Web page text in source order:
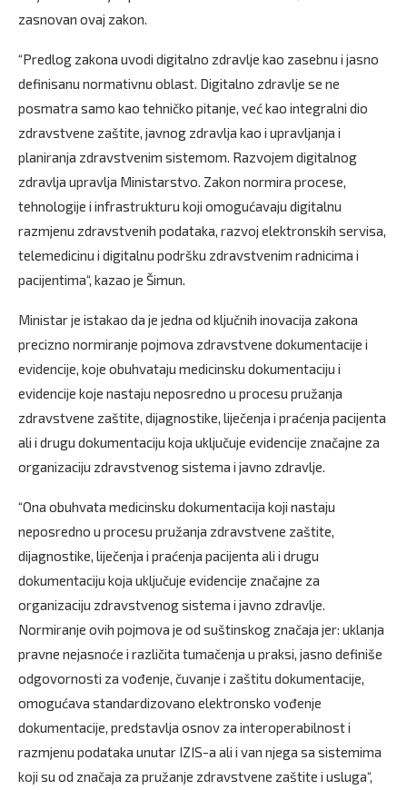
zasnovan ovaj zakon.
“Predlog zakona uvodi digitalno zdravlje kao zasebnu i jasno
definisanu normativnu oblast. Digitalno zdravlje se ne
posmatra samo kao tehničko pitanje, već kao integralni dio
zdravstvene zaštite, javnog zdravlja kao i upravljanja i
planiranja zdravstvenim sistemom. Razvojem digitalnog
zdravlja upravlja Ministarstvo. Zakon normira procese,
tehnologije i infrastrukturu koji omogućavaju digitalnu
razmjenu zdravstvenih podataka, razvoj elektronskih servisa,
telemedicinu i digitalnu podršku zdravstvenim radnicima i
pacijentima“, kazao je Šimun.
Ministar je istakao da je jedna od ključnih inovacija zakona
precizno normiranje pojmova zdravstvene dokumentacije i
evidencije, koje obuhvataju medicinsku dokumentaciju i
evidencije koje nastaju neposredno u procesu pružanja
zdravstvene zaštite, dijagnostike, liječenja i praćenja pacijenta
ali i drugu dokumentaciju koja uključuje evidencije značajne za
organizaciju zdravstvenog sistema i javno zdravlje.
“Ona obuhvata medicinsku dokumentacija koji nastaju
neposredno u procesu pružanja zdravstvene zaštite,
dijagnostike, liječenja i praćenja pacijenta ali i drugu
dokumentaciju koja uključuje evidencije značajne za
organizaciju zdravstvenog sistema i javno zdravlje.
Normiranje ovih pojmova je od suštinskog značaja jer: uklanja
pravne nejasnoće i različita tumačenja u praksi, jasno definiše
odgovornosti za vođenje, čuvanje i zaštitu dokumentacije,
omogućava standardizovano elektronsko vođenje
dokumentacije, predstavlja osnov za interoperabilnost i
razmjenu podataka unutar IZIS-a ali i van njega sa sistemima
koji su od značaja za pružanje zdravstvene zaštite i usluga“,